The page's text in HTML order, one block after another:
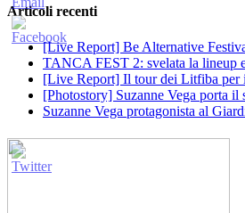
Articoli recenti
[Live Report] Be Alternative
TANCA FEST 2: svelata la lineup
[Live Report] Il tour dei Litfiba per i
[Photostory] Suzanne Vega porta
Suzanne Vega protagonista al